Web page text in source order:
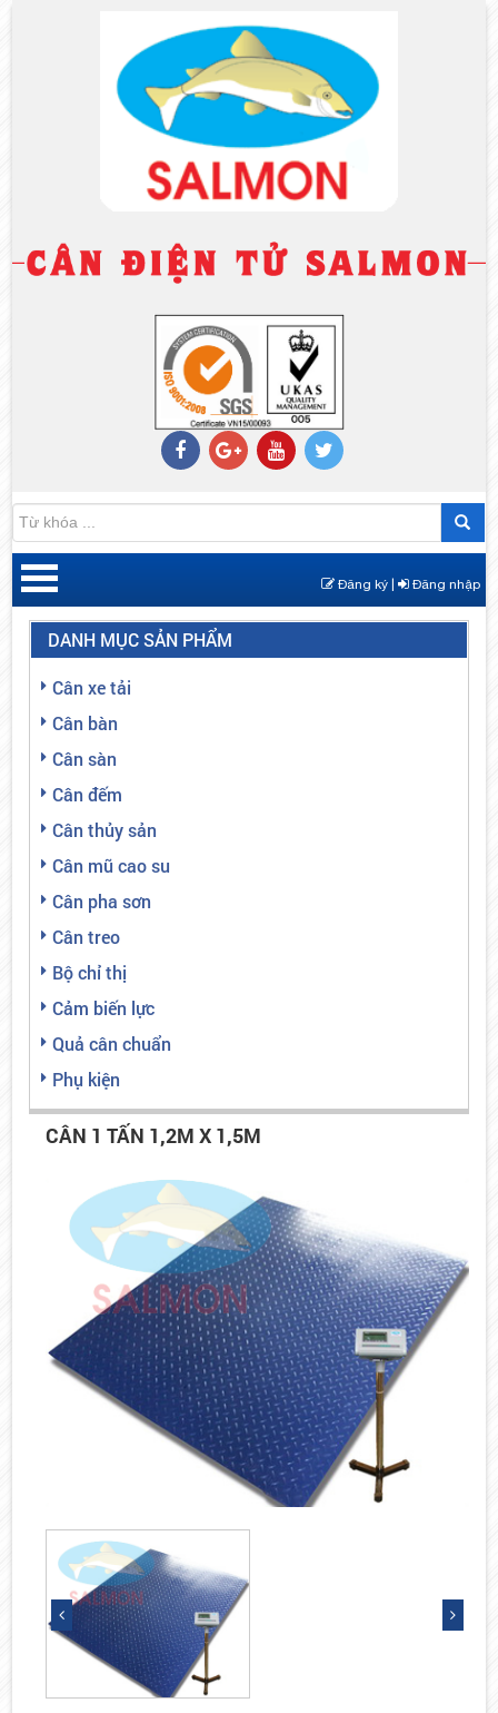
Đăng ký | Đăng nhập
DANH MỤC SẢN PHẨM
Cân xe tải
Cân bàn
Cân sàn
Cân đếm
Cân thủy sản
Cân mũ cao su
Cân pha sơn
Cân treo
Bộ chỉ thị
Cảm biến lực
Quả cân chuẩn
Phụ kiện
CÂN 1 TẤN 1,2M X 1,5M